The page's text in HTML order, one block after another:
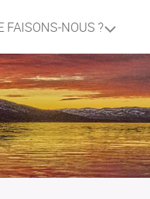
FAISONS-NOUS ?